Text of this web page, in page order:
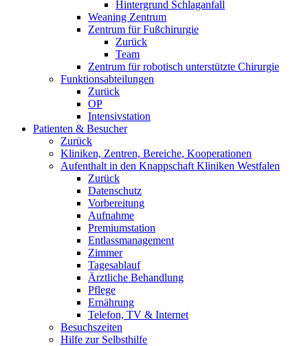
Hintergrund Schlaganfall
Weaning Zentrum
Zentrum für Fußchirurgie
Zurück
Team
Zentrum für robotisch unterstützte Chirurgie
Funktionsabteilungen
Zurück
OP
Intensivstation
Patienten & Besucher
Zurück
Kliniken, Zentren, Bereiche, Kooperationen
Aufenthalt in den Knappschaft Kliniken Westfalen
Zurück
Datenschutz
Vorbereitung
Aufnahme
Premiumstation
Entlassmanagement
Zimmer
Tagesablauf
Ärztliche Behandlung
Pflege
Ernährung
Telefon, TV & Internet
Besuchszeiten
Hilfe zur Selbsthilfe